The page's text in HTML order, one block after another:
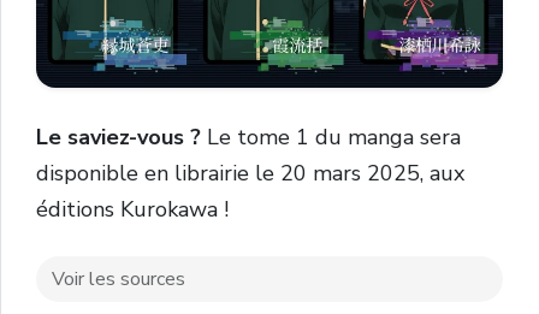
Le saviez-vous ? Le tome 1 du manga sera
disponible en librairie le 20 mars 2025, aux
éditions Kurokawa !
Voir les sources